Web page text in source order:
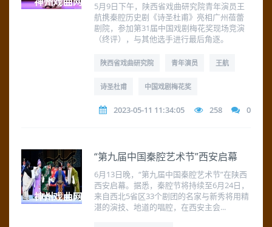
5月9日下午，陕西省戏曲研究院青年演员王
航携秦腔历史剧《诗圣杜甫》亮相广州蓓蕾
剧院，参加第31届中国戏剧梅花奖现场竞演
（终评），与其他选手进行最后角逐。
陕西省戏曲研究院 青年演员 王航
诗圣杜甫 中国戏剧梅花奖
2023-05-11 11:34:05 258 0
“第九届中国秦腔艺术节”西安启幕
6月13日晚，“第九届中国秦腔艺术节”在陕西
西安启幕。据悉，秦腔节将持续至6月24日，
来自西北5省区33个剧团的名家与新秀将用精
湛的演技、地道的唱腔，在西安主会...